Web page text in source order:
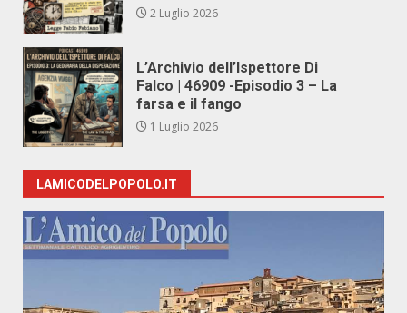
2 Luglio 2026
L’Archivio dell’Ispettore Di
Falco | 46909 -Episodio 3 – La
farsa e il fango
1 Luglio 2026
LAMICODELPOPOLO.IT